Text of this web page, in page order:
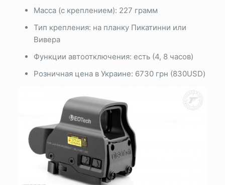
Масса (с креплением): 227 грамм
Тип крепления: на планку Пикатинни или
Вивера
Функции автоотключения: есть (4, 8 часов)
Розничная цена в Украине: 6730 грн (830USD)